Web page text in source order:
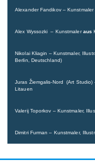
Alexander Fandikov – Kunstmaler
Alex Wyssozki – Kunstmaleraus
Nikolai Kliagin – Kunstmaler,
Berlin, Deutschland)
Juras Žiemgalis-Nord (Art
Litauen
Valerij Toporkov – Kunstmaler,
Dimitri Furman – Kunstmaler,